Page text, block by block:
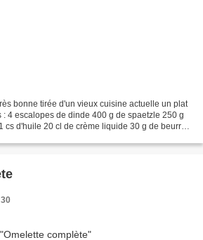
bonne tirée d'un vieux cuisine actuelle un plat
4 escalopes de dinde 400 g de spaetzle 250 g
cs d'huile 20 cl de crème liquide 30 g de beurre